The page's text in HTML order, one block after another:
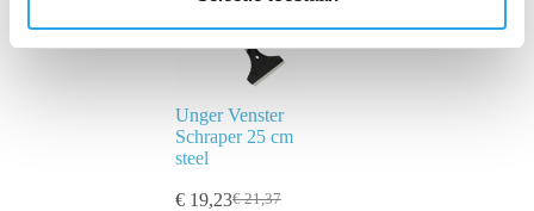
t
Unger Venster
Schraper 25 cm
steel
€21,37
€19,23